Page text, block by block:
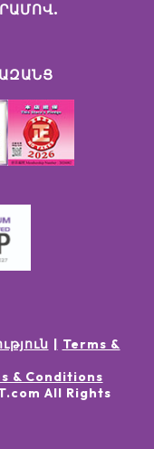
Terms &
& Conditions
All Rights